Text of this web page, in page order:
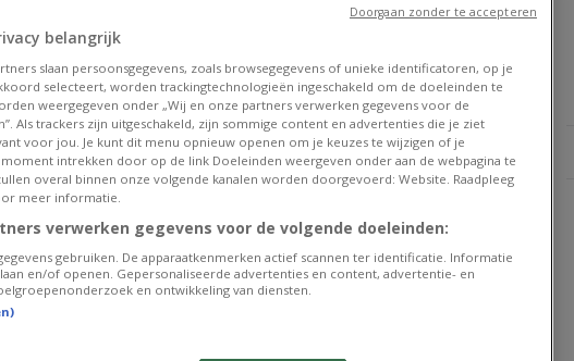
BRICOLAGE ET JARDIN
VÉLO
belangrijk
slaan persoonsgegevens, zoals browsegegevens of unieke identificatoren, op je
selecteert, worden trackingtechnologieën ingeschakeld om de doeleinden te
weergegeven onder „Wij en onze partners verwerken gegevens voor de
Als trackers zijn uitgeschakeld, zijn sommige content en advertenties die je ziet
voor jou. Je kunt dit menu opnieuw openen om je keuzes te wijzigen of je
intrekken door op de link Doeleinden weergeven onder aan de webpagina te
overal binnen onze volgende kanalen worden doorgevoerd: Website. Raadpleeg
meer informatie.
verwerken gegevens voor de volgende doeleinden:
gebruiken. De apparaatkenmerken actief scannen ter identificatie. Informatie
en/of openen. Gepersonaliseerde advertenties en content, advertentie- en
en ontwikkeling van diensten.
Doorgaan zonder te accepteren